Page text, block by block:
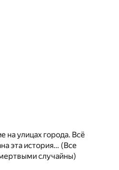
на улицах города. Всё
эта история… (Все
случайны)